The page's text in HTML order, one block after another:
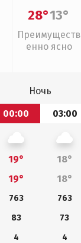
28°13°
Преимуществ
енно ясно
Ночь
00:00
03:00
19° 18°
19°
18°
763 763
83
73
4
4